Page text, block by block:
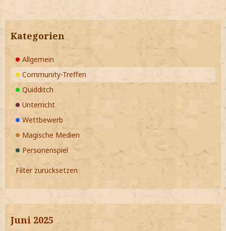
Kategorien
Allgemein
Community-Treffen
Quidditch
Unterricht
Wettbewerb
Magische Medien
Personenspiel
Filter zurücksetzen
Juni 2025